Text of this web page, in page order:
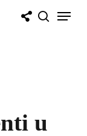
Menu
u